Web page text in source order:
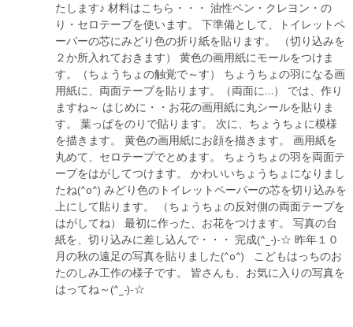
たします♪ 材料はこちら・・・ 油性ペン・クレヨン・の
り・セロテープを使います。 下準備として、トイレットペ
ーパーの芯にみどり色の折り紙を貼ります。 （切り込みを
２か所入れておきます） 黄色の画用紙にモールをつけま
す。（ちょうちょの触覚で～す） ちょうちょの羽になる画
用紙に、両面テープを貼ります。（両面に…） では、作り
ますね～ はじめに・・お花の画用紙に丸シールを貼りま
す。 葉っぱをのりで貼ります。 次に、ちょうちょに模様
を描きます。 黄色の画用紙にお顔を描きます。 画用紙を
丸めて、セロテープでとめます。 ちょうちょの羽を両面テ
ープをはがしてつけます。 かわいいちょうちょになりまし
たね(^o^) みどり色のトイレットペーパーの芯を切り込みを
上にして貼ります。 （ちょうちょの反対側の両面テープを
はがしてね） 最初に作った、お花をつけます。 写真の台
紙を、切り込みに差し込んで・・・ 完成(^_-)-☆ 昨年１０
月の秋の遠足の写真を貼りました(^o^) こどもはっちのお
たのしみ工作の様子です。 皆さんも、お気に入りの写真を
はってね～(^_-)-☆